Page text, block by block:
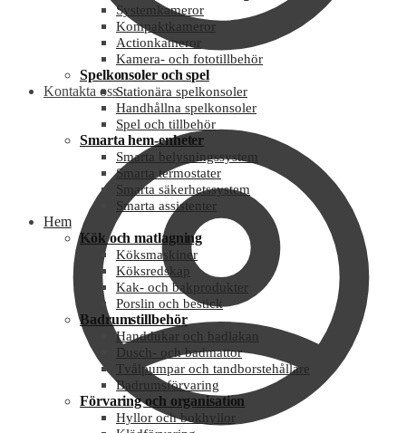
Kontakta oss
Systemkameror
Kompaktkameror
Actionkameror
Kamera- och fototillbehör
Spelkonsoler och spel
Stationära spelkonsoler
Handhållna spelkonsoler
Spel och tillbehör
Smarta hem-enheter
Smarta belysningssystem
Smarta termostater
Smarta säkerhetssystem
Smarta assistenter
Hem
Kök och matlagning
Köksmaskiner
Köksredskap
Kak- och bakprodukter
Porslin och bestick
Badrumstillbehör
Handdukar och badlakan
Dusch- och badmattor
Tvålpumpar och tandborstehållare
Badrumsförvaring
Förvaring och organisation
Hyllor och bokhyllor